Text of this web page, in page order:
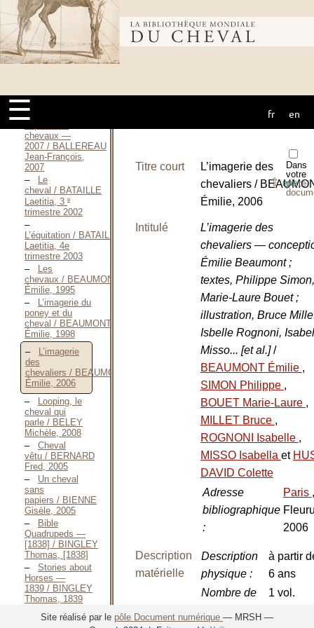
Bibliothèque
mondiale du
cheval
☰ fr en
J’aime mon
cheval et mon
poney
! / BALLEREAU
Jean-François,
1997
1998
chevaux —
2007 / BALLEREAU
Jean-François,
2007
Le
cheval / BATAILLE
Laetitia, 3 e
trimestre 2002
L’équitation / BATAILLE
Laetitia, 4e
trimestre 2003
Les
chevaux / BEAUMONT
Émilie, 1995
L’imagerie du
poney et du
cheval / BEAUMONT
Émilie, 1998
L’imagerie
des
chevaliers / BEAUMONT
Émilie, 2006
Looping, le
cheval qui
parle / BELEY
Michèle, 2008
Cheval
vêtu / BERNARD
Fred, 2005
Un cheval
sans
papiers / BIENNE
Gisèle, 2005
Bible
Quadrupeds —
[1838] / BINGLEY
Thomas, [1838]
Stories about
Horses —
1839 / BINGLEY
Thomas, 1839
Bible
Dans
votre
porte-
⇪PDF
Titre court
L’imagerie des
chevaliers /
Émilie, 2006
Intitulé
L’imagerie des
chevaliers —
Émilie Beaumont ;
textes, Philippe Simon,
Marie-Laure Bouet ;
illustration, Bruce
Isbelle Rognoni,
Misso... [et al.]/
BEAUMONT Émilie ,
SIMON Philippe ,
BOUET Marie-Laure ,
MILLET Bruce ,
ROGNONI Isabelle ,
MISSO Isabella et
DAVID Colette
Adresse
bibliographique
:
Paris ,
2006
Description
matérielle
Description
physique:
à partir
6 ans
Nombre de
1 vol.
Site réalisé par le pôle Document numérique — MRSH —